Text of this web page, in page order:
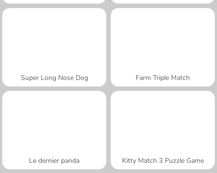
Super Long Nose Dog Farm Triple Match
Le dernier panda Kitty Match 3 Puzzle Game